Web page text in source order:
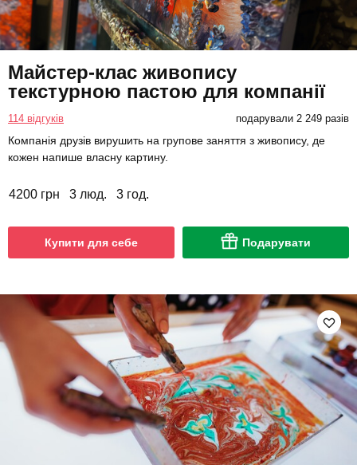
Майстер-клас живопису
текстурною пастою для компанії
114 відгуків подарували 2 249 разів
Компанія друзів вирушить на групове заняття з живопису, де
кожен напише власну картину.
4200 грн 3 люд. 3 год.
Купити для себе Подарувати